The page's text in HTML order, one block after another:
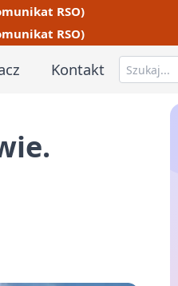
RSO)
RSO)
Kontakt